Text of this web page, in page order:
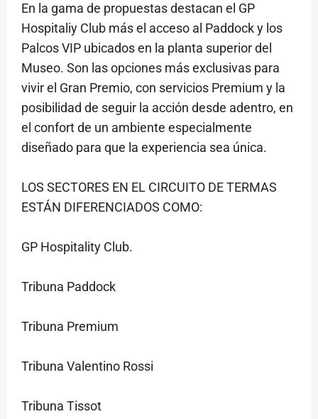
En la gama de propuestas destacan el GP
Hospitaliy Club más el acceso al Paddock y los
Palcos VIP ubicados en la planta superior del
Museo. Son las opciones más exclusivas para
vivir el Gran Premio, con servicios Premium y la
posibilidad de seguir la acción desde adentro, en
el confort de un ambiente especialmente
diseñado para que la experiencia sea única.
LOS SECTORES EN EL CIRCUITO DE TERMAS
ESTÁN DIFERENCIADOS COMO:
GP Hospitality Club.
Tribuna Paddock
Tribuna Premium
Tribuna Valentino Rossi
Tribuna Tissot